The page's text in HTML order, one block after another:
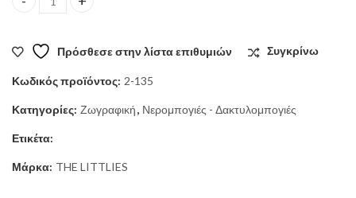
ΝΕΡΟΜΠΟΓΙΕΣ ΜΕ ΠΙΝΕΛΟ 12 ΧΡΩΜΑΤΑ quantity
Πρόσθεσε στην λίστα επιθυμιών Συγκρίνω
Κωδικός προϊόντος: 2-135
Κατηγορίες: Ζωγραφική, Νερομπογιές - Δακτυλομπογιές
Ετικέτα:
Μάρκα: THE LITTLIES